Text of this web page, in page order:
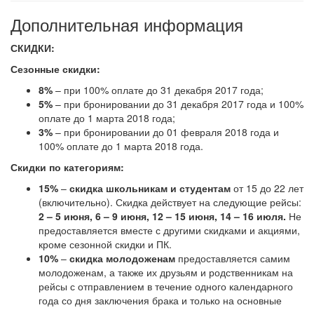
Дополнительная информация
СКИДКИ:
Сезонные скидки:
8% – при 100% оплате до 31 декабря 2017 года;
5% – при бронировании до 31 декабря 2017 года и 100%
оплате до 1 марта 2018 года;
3% – при бронировании до 01 февраля 2018 года и
100% оплате до 1 марта 2018 года.
Скидки по категориям:
15% – скидка школьникам и студентам от 15 до 22 лет
(включительно). Скидка действует на следующие рейсы:
2 – 5 июня, 6 – 9 июня, 12 – 15 июня, 14 – 16 июля. Не
предоставляется вместе с другими скидками и акциями,
кроме сезонной скидки и ПК.
10% – скидка молодоженам предоставляется самим
молодоженам, а также их друзьям и родственникам на
рейсы с отправлением в течение одного календарного
года со дня заключения брака и только на основные